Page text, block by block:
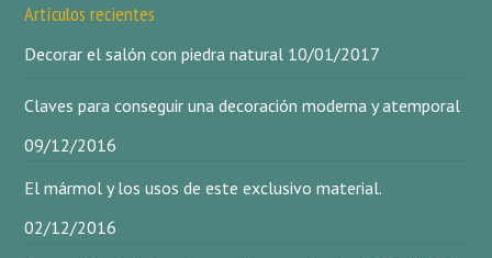
Artículos recientes
Decorar el salón con piedra natural 10/01/2017
Claves para conseguir una decoración moderna y atemporal
09/12/2016
El mármol y los usos de este exclusivo material.
02/12/2016